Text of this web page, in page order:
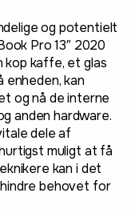
og potentielt
Pro 13″ 2020
kop kaffe, et glas
enheden, kan
og nå de interne
anden hardware.
dele af
muligt at få
kan i det
behovet for